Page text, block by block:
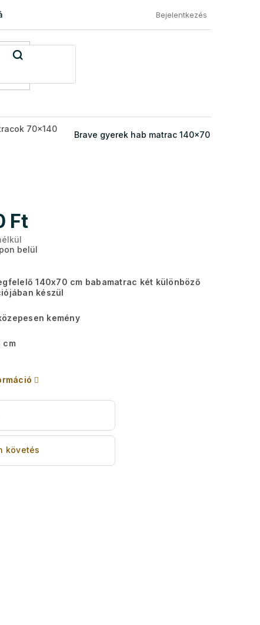
visszaküldése Általános Szerződési Feltételek
Bejelentkezés
70x140
Brave gyerek hab matrac 140x70
Ft
belül
140x70 cm babamatrac két különböző
készül
kemény
cm
követés